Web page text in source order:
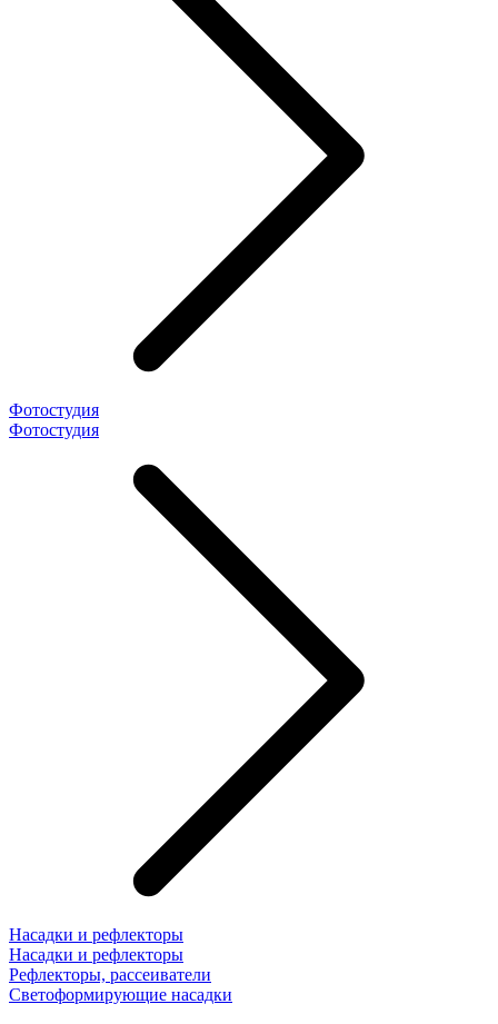
Фотостудия
Фотостудия
Насадки и рефлекторы
Насадки и рефлекторы
Рефлекторы, рассеиватели
Светоформирующие насадки